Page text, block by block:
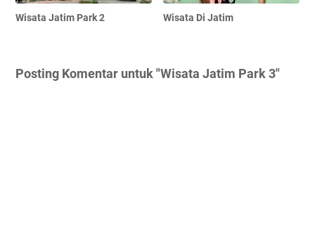
Wisata Jatim Park 2 Wisata Di Jatim
Posting Komentar untuk "Wisata Jatim Park 3"